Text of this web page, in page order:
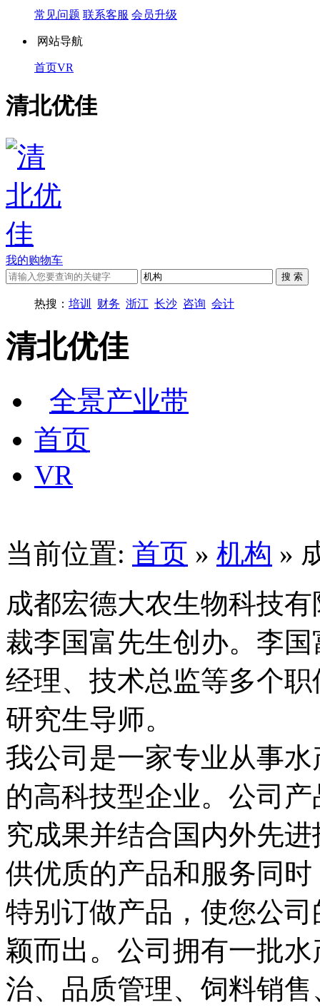
常见问题 联系客服 会员升级
网站导航
首页VR
清北优佳
我的购物车
热搜： 培训 财务 浙江 长沙 咨询 会计
清北优佳
全景产业带
首页
VR
当前位置: 首页 » 机构 »
成都宏德大农生物科技
裁李国富先生创办。李
经理、技术总监等多个
研究生导师。
我公司是一家专业从事
的高科技型企业。公司
究成果并结合国内外先
供优质的产品和服务同
特别订做产品，使您公
颖而出。公司拥有一批
治、品质管理、饲料销